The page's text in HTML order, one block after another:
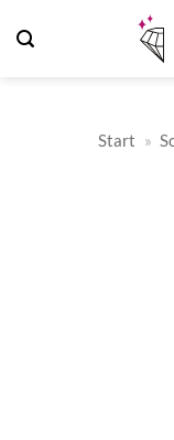
Inhalt
Start »